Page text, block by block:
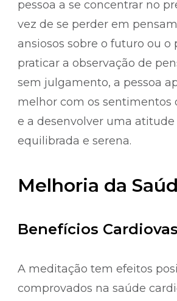
pessoa a se concentrar no
vez de se perder em
ansiosos sobre o futuro ou o
praticar a observação de
sem julgamento, a pessoa
melhor com os sentimentos
e a desenvolver uma atitude
equilibrada e serena.
Melhoria da
Benefícios
A meditação tem efeitos
comprovados na saúde